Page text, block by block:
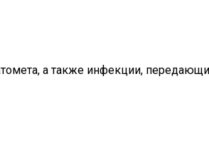
а также инфекции,